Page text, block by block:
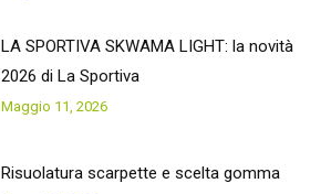
LA SPORTIVA SKWAMA LIGHT: la novità
2026 di La Sportiva
Maggio 11, 2026
Risuolatura scarpette e scelta gomma